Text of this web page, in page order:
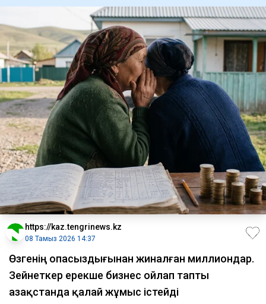
https://kaz.tengrinews.kz
08 Тамыз 2026 14:37
Өзгенің опасыздығынан жиналған миллиондар.
Зейнеткер ерекше бизнес ойлап тапты
Қазақстанда қалай жұмыс істейді